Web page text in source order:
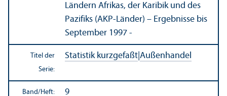
Ländern Afrikas, der Karibik und des
Pazifiks (AKP-Länder) – Ergebnisse bis
September 1997 -
Titel der
Serie:
Statistik kurzgefaßt Außen­handel
Band/Heft: 9